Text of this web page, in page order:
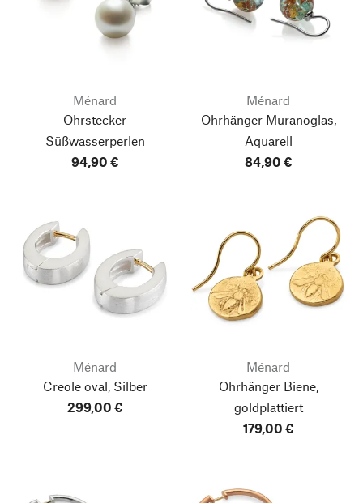
Ménard
Ohrstecker
Süßwasserperlen
94,90 €
Ménard
Ohrhänger Muranoglas,
Aquarell
84,90 €
Ménard
Creole oval, Silber
299,00 €
Ménard
Ohrhänger Biene,
goldplattiert
179,00 €